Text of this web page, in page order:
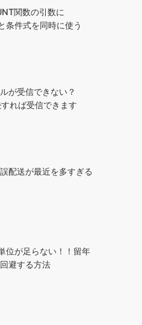
関数の引数に
条件式を同時に使う
が受信できない？
れば受信できます
配送が最近を多すぎる
位が足らない！！留年
避する方法